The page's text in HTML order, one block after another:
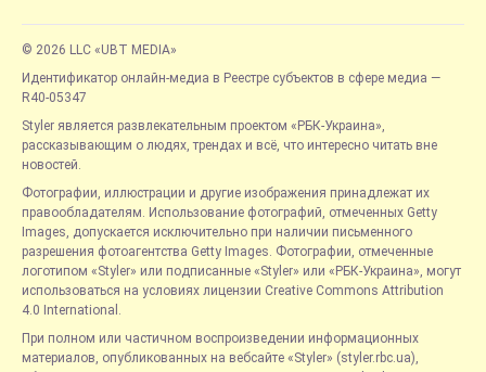
© 2026 LLC «UBT MEDIA»
Идентификатор онлайн-медиа в Реестре субъектов в сфере медиа —
R40-05347
Styler является развлекательным проектом «РБК-Украина»,
рассказывающим о людях, трендах и всё, что интересно читать вне
новостей.
Фотографии, иллюстрации и другие изображения принадлежат их
правообладателям. Использование фотографий, отмеченных Getty
Images, допускается исключительно при наличии письменного
разрешения фотоагентства Getty Images. Фотографии, отмеченные
логотипом «Styler» или подписанные «Styler» или «РБК-Украина», могут
использоваться на условиях лицензии Creative Commons Attribution
4.0 International.
При полном или частичном воспроизведении информационных
материалов, опубликованных на вебсайте «Styler» (styler.rbc.ua),